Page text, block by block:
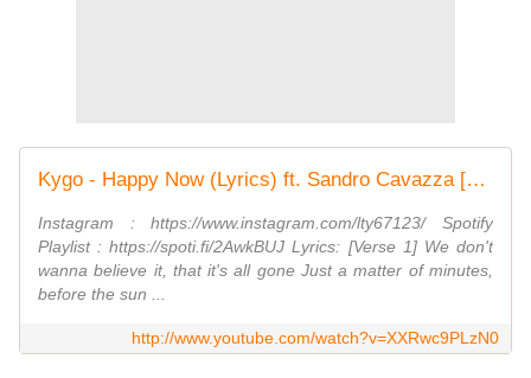
Kygo - Happy Now (Lyrics) ft. Sandro Cavazza [CC]
Instagram : https://www.instagram.com/lty67123/ Spotify
Playlist : https://spoti.fi/2AwkBUJ Lyrics: [Verse 1] We don't
wanna believe it, that it's all gone Just a matter of minutes,
before the sun ...
http://www.youtube.com/watch?v=XXRwc9PLzN0